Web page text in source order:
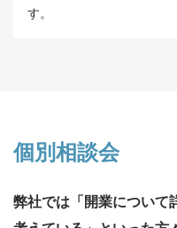
す。
個別相談会
弊社では「開業について